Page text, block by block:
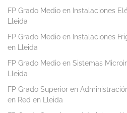
FP Grado Medio en Instalaciones
Lleida
FP Grado Medio en Instalaciones
en Lleida
FP Grado Medio en Sistemas
Lleida
FP Grado Superior en
en Red en Lleida